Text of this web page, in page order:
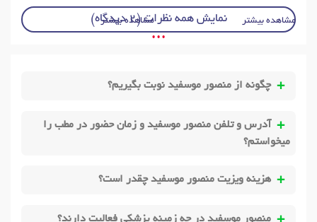
مشاهده بیشتر مشاهده بیشترنمایش همه نظرات (2 دیدگاه)
• • •
چگونه از منصور موسفید نوبت بگیریم؟
آدرس و تلفن منصور موسفید و زمان حضور در مطب را
میخواستم؟
هزینه ویزیت منصور موسفید چقدر است؟
منصور موسفید در چه زمینه پزشکی فعالیت دارند؟